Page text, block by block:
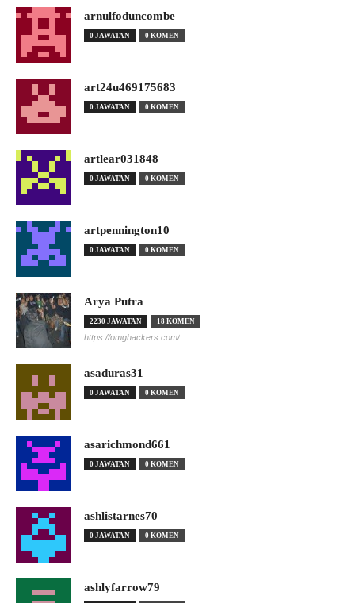
arnulfoduncombe
0 JAWATAN 0 KOMEN
art24u469175683
0 JAWATAN 0 KOMEN
artlear031848
0 JAWATAN 0 KOMEN
artpennington10
0 JAWATAN 0 KOMEN
Arya Putra
2230 JAWATAN 18 KOMEN
https://omghackers.com/
asaduras31
0 JAWATAN 0 KOMEN
asarichmond661
0 JAWATAN 0 KOMEN
ashlistarnes70
0 JAWATAN 0 KOMEN
ashlyfarrow79